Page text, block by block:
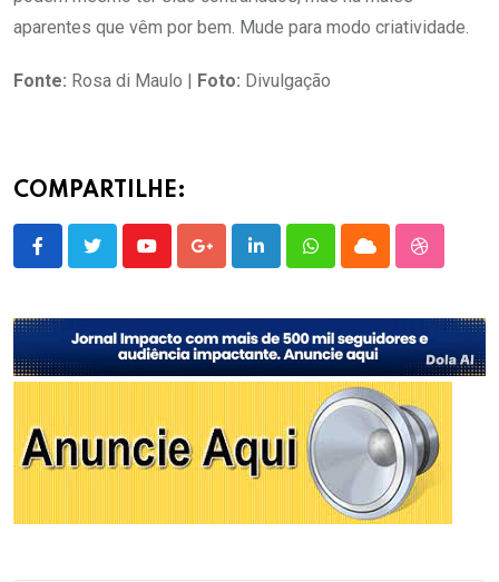
aparentes que vêm por bem. Mude para modo criatividade.
Fonte: Rosa di Maulo | Foto: Divulgação
COMPARTILHE:
YoutubeGoogle+LinkedInWhatsappCloud